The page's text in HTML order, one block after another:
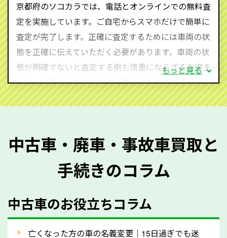
590-870）までお問い合わせ下さい。
査定・ご相談・見積もりはすべて無料で行います。安
心してお問い合わせください。
京都府のソコカラでは、電話とオンラインでの無料査
定を実施しています。ご自宅からスマホだけで簡単に
査定が完了します。正確に査定するためには車両の状
態を正確に伝えていただく必要があります。車両の状
態が明確でないと査定する側も慎重にならざるを得ま
せん。廃車・事故車査定する際はできるだけ車検証を
ご準備ください。車検証があることで車両状態や年式
質問させていただく内容は以下の通りとなります。
メーカー／車種
型式／グレード
走行距離（例：約〇万キロ）
車検の満了日
もっと見る
中古車・廃車・事故車買取と
手続きのコラム
中古車のお役立ちコラム
亡くなった方の車の名義変更｜15日過ぎでも迷